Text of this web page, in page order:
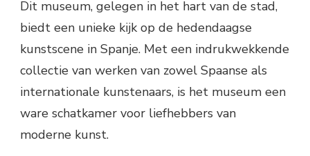
Dit museum, gelegen in het hart van de stad,
biedt een unieke kijk op de hedendaagse
kunstscene in Spanje. Met een indrukwekkende
collectie van werken van zowel Spaanse als
internationale kunstenaars, is het museum een
ware schatkamer voor liefhebbers van
moderne kunst.